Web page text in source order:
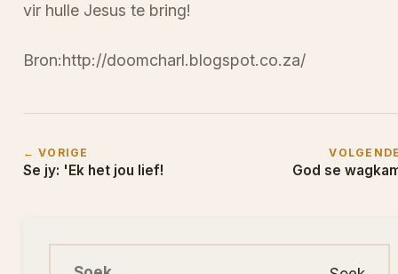
vir hulle Jesus te bring!
Bron:http://doomcharl.blogspot.co.za/
← VORIGE
Se jy: 'Ek het jou lief! God se